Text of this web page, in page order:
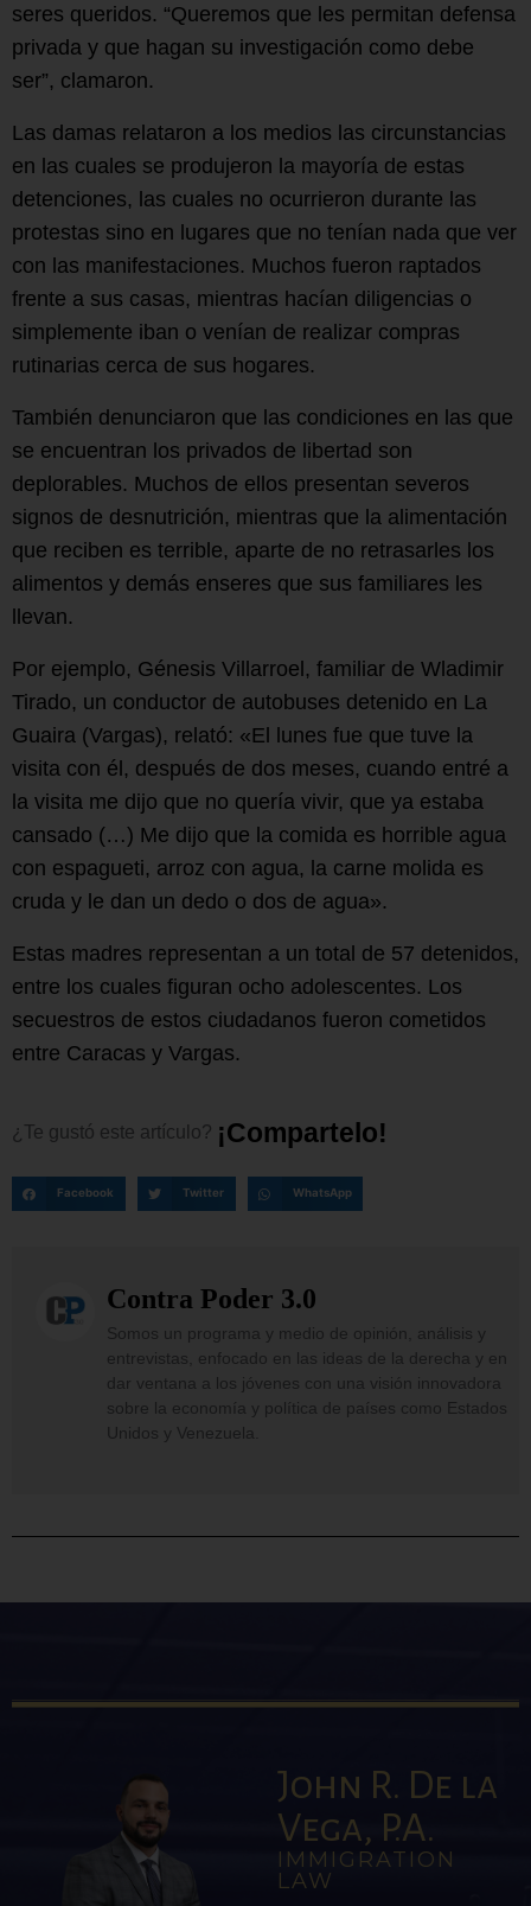
seres queridos. “Queremos que les permitan defensa
privada y que hagan su investigación como debe
ser”, clamaron.
Las damas relataron a los medios las circunstancias
en las cuales se produjeron la mayoría de estas
detenciones, las cuales no ocurrieron durante las
protestas sino en lugares que no tenían nada que ver
con las manifestaciones. Muchos fueron raptados
frente a sus casas, mientras hacían diligencias o
simplemente iban o venían de realizar compras
rutinarias cerca de sus hogares.
También denunciaron que las condiciones en las que
se encuentran los privados de libertad son
deplorables. Muchos de ellos presentan severos
signos de desnutrición, mientras que la alimentación
que reciben es terrible, aparte de no retrasarles los
alimentos y demás enseres que sus familiares les
llevan.
Por ejemplo, Génesis Villarroel, familiar de Wladimir
Tirado, un conductor de autobuses detenido en La
Guaira (Vargas), relató: «El lunes fue que tuve la
visita con él, después de dos meses, cuando entré a
la visita me dijo que no quería vivir, que ya estaba
cansado (…) Me dijo que la comida es horrible agua
con espagueti, arroz con agua, la carne molida es
cruda y le dan un dedo o dos de agua».
Estas madres representan a un total de 57 detenidos,
entre los cuales figuran ocho adolescentes. Los
secuestros de estos ciudadanos fueron cometidos
entre Caracas y Vargas.
¿Te gustó este artículo? ¡Compartelo!
Facebook Twitter WhatsApp
Contra Poder 3.0
Somos un programa y medio de opinión, análisis y
entrevistas, enfocado en las ideas de la derecha y en
dar ventana a los jóvenes con una visión innovadora
sobre la economía y política de países como Estados
Unidos y Venezuela.
John R. De la
Vega, P.A.
IMMIGRATION
LAW